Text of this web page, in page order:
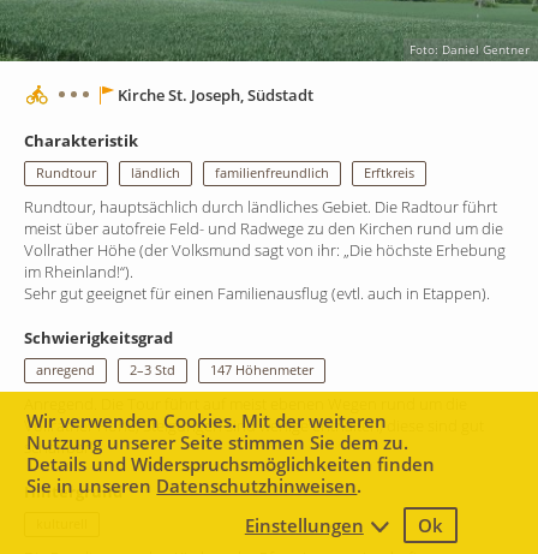
1 km
Mapboxcontributors,
Foto: Daniel Gentner
Kirche St. Joseph, Südstadt
Charakteristik
Rundtour ländlich familienfreundlich Erftkreis
Rundtour, hauptsächlich durch ländliches Gebiet. Die Radtour führt
meist über autofreie Feld- und Radwege zu den Kirchen rund um die
Vollrather Höhe (der Volksmund sagt von ihr: „Die höchste Erhebung
im Rheinland!“).
Sehr gut geeignet für einen Familienausflug (evtl. auch in Etappen).
Schwierigkeitsgrad
anregend 2–3 Std 147 Höhenmeter
Vollrather Höhe, Steigungen sind wenige enthalten, diese sind gut
schaffbar.
Hintergrund
Wir verwenden Cookies. Mit der weiteren
Nutzung unserer Seite stimmen Sie dem zu.
Details und Widerspruchsmöglichkeiten finden
Sie in unseren Datenschutzhinweisen.
Einstellungen
Ok